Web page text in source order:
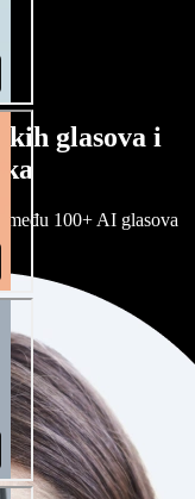
glasova i
100+ AI glasova